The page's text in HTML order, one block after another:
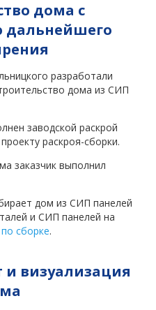
дома с
дальнейшего
разработали
дома из СИП
заводской раскрой
раскроя-сборки.
заказчик выполнил
дом из СИП панелей
и СИП панелей на
сборке.
и визуализация